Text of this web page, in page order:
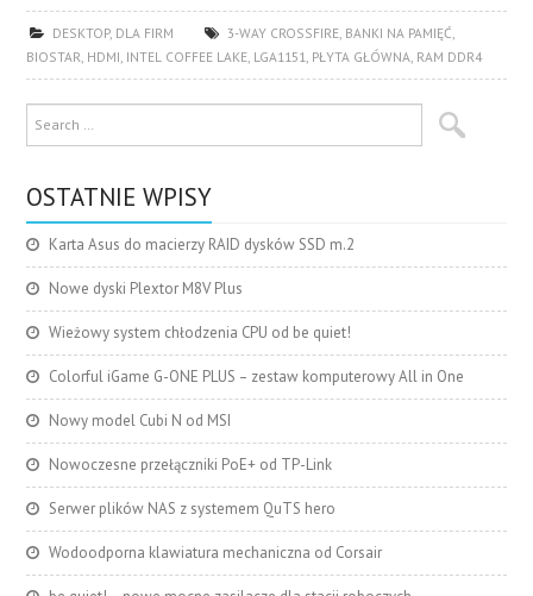
DESKTOP, DLA FIRM 3-WAY CROSSFIRE, BANKI NA PAMIĘĆ,
BIOSTAR, HDMI, INTEL COFFEE LAKE, LGA1151, PŁYTA GŁÓWNA, RAM DDR4
OSTATNIE WPISY
Karta Asus do macierzy RAID dysków SSD m.2
Nowe dyski Plextor M8V Plus
Wieżowy system chłodzenia CPU od be quiet!
Colorful iGame G-ONE PLUS – zestaw komputerowy All in One
Nowy model Cubi N od MSI
Nowoczesne przełączniki PoE+ od TP-Link
Serwer plików NAS z systemem QuTS hero
Wodoodporna klawiatura mechaniczna od Corsair